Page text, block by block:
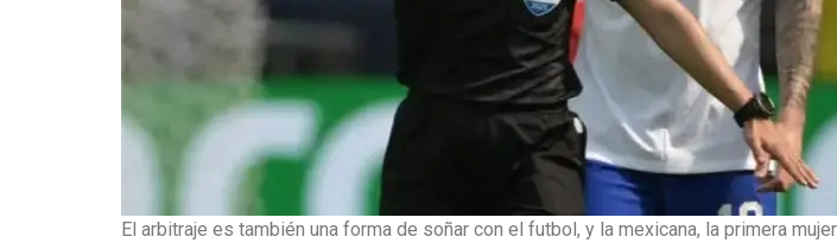
El arbitraje es también una forma de soñar con el futbol, y la mexicana, la primera